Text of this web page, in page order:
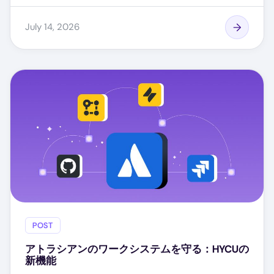
July 14, 2026
POST
アトラシアンのワークシステムを守る：HYCUの
新機能